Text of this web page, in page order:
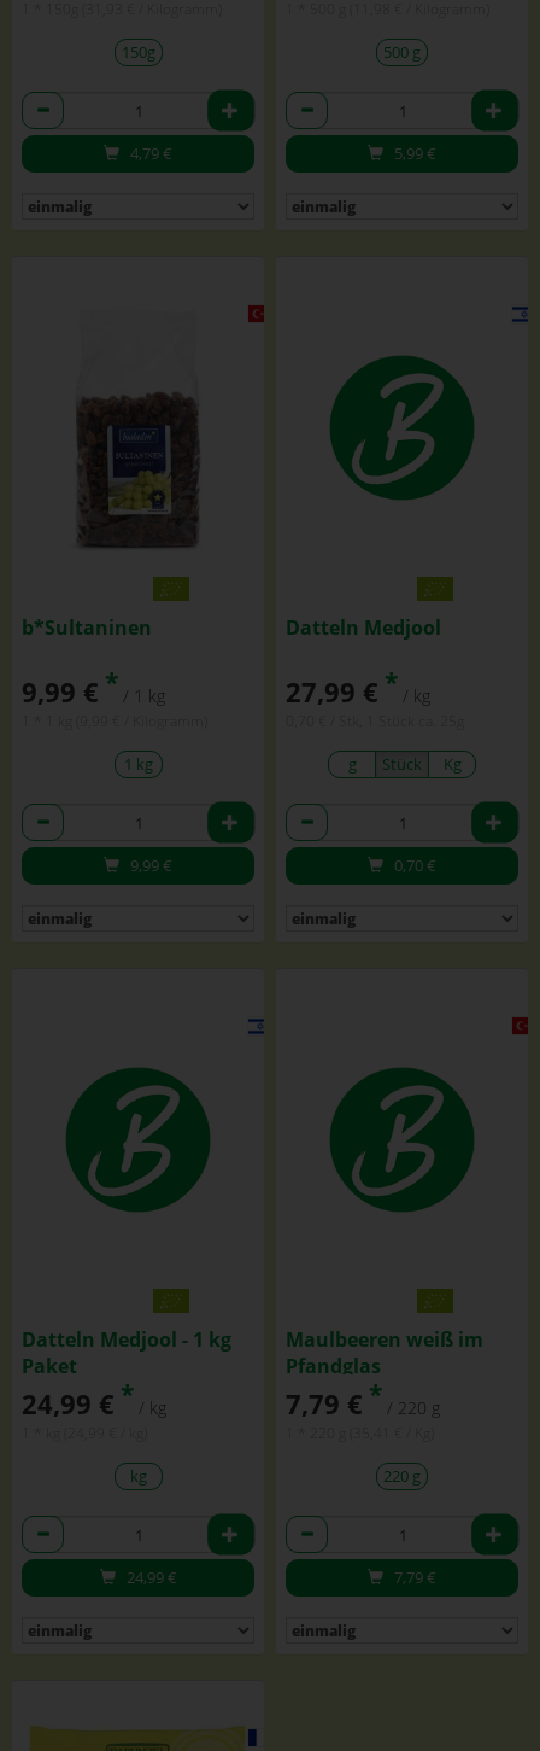
150g
Anzahl
4,79€
500 g
Anzahl
5,99€
b*Sultaninen
9,99 € * / 1 kg
1 kg
Anzahl
9,99€
Datteln Medjool
27,99 € * / kg
g Stück Kg
Anzahl
0,70€
Datteln Medjool - 1 kg
Paket
24,99 € * / kg
kg
Anzahl
24,99€
Maulbeeren weiß im
Pfandglas
7,79 € * / 220 g
220 g
Anzahl
7,79€